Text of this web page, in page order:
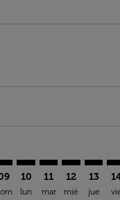
10
lun
11
mar
12
mié
13
jue